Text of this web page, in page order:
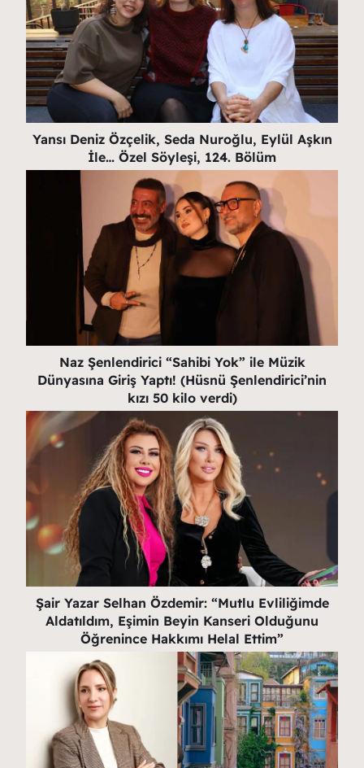
Yansı Deniz Özçelik, Seda Nuroğlu, Eylül Aşkın
İle… Özel Söyleşi, 124. Bölüm
Naz Şenlendirici “Sahibi Yok” ile Müzik
Dünyasına Giriş Yaptı! (Hüsnü Şenlendirici’nin
kızı 50 kilo verdi)
Şair Yazar Selhan Özdemir: “Mutlu Evliliğimde
Aldatıldım, Eşimin Beyin Kanseri Olduğunu
Öğrenince Hakkımı Helal Ettim”